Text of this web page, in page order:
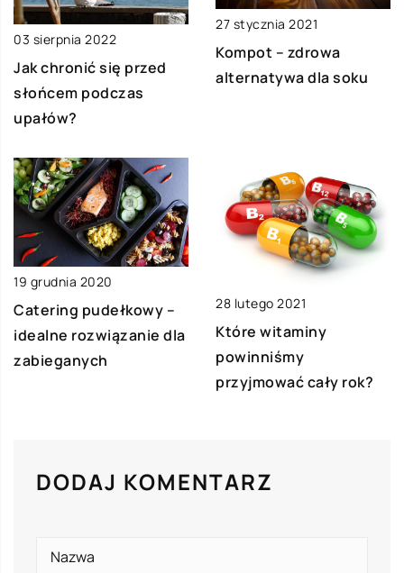
03 sierpnia 2022
Jak chronić się przed
słońcem podczas
upałów?
27 stycznia 2021
Kompot – zdrowa
alternatywa dla soku
19 grudnia 2020
Catering pudełkowy –
idealne rozwiązanie dla
zabieganych
28 lutego 2021
Które witaminy
powinniśmy
przyjmować cały rok?
DODAJ KOMENTARZ